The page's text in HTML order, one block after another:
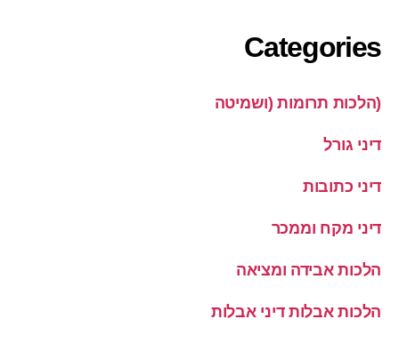
Categories
(הלכות תרומות (ושמיטה
דיני גורל
דיני כתובות
דיני מקח וממכר
הלכות אבידה ומציאה
הלכות אבלות דיני אבלות